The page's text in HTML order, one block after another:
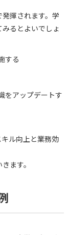
揮されます。学
るとよいでしょ
する
をアップデートす
ル向上と業務効
ます。